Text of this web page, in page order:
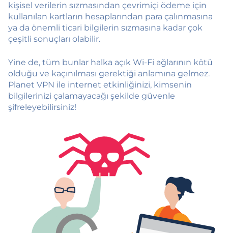
kişisel verilerin sızmasından çevrimiçi ödeme için
kullanılan kartların hesaplarından para çalınmasına
ya da önemli ticari bilgilerin sızmasına kadar çok
çeşitli sonuçları olabilir.
Yine de, tüm bunlar halka açık Wi-Fi ağlarının kötü
olduğu ve kaçınılması gerektiği anlamına gelmez.
Planet VPN ile internet etkinliğinizi, kimsenin
bilgilerinizi çalamayacağı şekilde güvenle
şifreleyebilirsiniz!